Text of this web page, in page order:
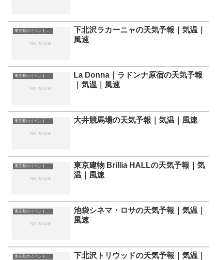
東京都のイベント会場一覧
下北沢ラカーニャの天気予報｜気温｜
風速
東京都のイベント会場一覧
La Donna｜ラドンナ原宿の天気予報
｜気温｜風速
東京都のイベント会場一覧 大井競馬場の天気予報｜気温｜風速
東京建物 Brillia HALLの天気予報｜気
温｜風速
池袋シネマ・ロサの天気予報｜気温｜
風速
下北沢トリウッドの天気予報｜気温｜